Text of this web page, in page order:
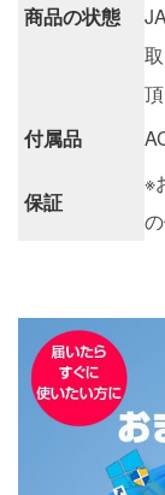
商品の状態
付属品
保証
※